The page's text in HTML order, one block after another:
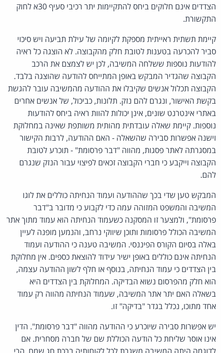
הצדדים אינם חלוקים ביחס להתקיימות יתר רכיבי סעיף 30א לחוק
התקשורת.
קיימת תשתית ראייתית מספקת לקיומה של עילת תביעה ויש סיכוי
סביר להכרעה בטענות לטובת חלק מהקבוצה. לא הוצגה כל ראיה
להודעות נוספות ששלחה המשיבה, לכן יש לצמצם את הרכב
הקבוצה שהגדיר המבקש באופן המתייחס להודעה שהוצגה בלבד.
הקבוצה תכלול אנשים שקיבלו את ההודעה מהמשיבה עובר להגשת
בקשת האישור, ונגרם להם נזק. תלונות, כביכול, של אנשים אחרים
באתרי אינטרנט שונים, אינן יכולות להוות ראיה ביחס להודעות
נוספות. קיימת שאלה עובדתית מהותית משותפת שאינה במחלוקת
וישנה אפשרות סבירה שהשאלה - האם ההודעה, לרבות הקישור
במסגרתה לאתר פסגות, מהווה "דבר פרסומת" - תוכרע לטובת
הקבוצה וייקבע כי חברי הקבוצה זכאים לפיצוי עבור הנזק שנגרם
להם.
המבקש טען שדי בכך שההודעה ועמוד הנחיתה כוללים את לוגו
המשיבה והמשפט המזוהה עמה כדי לקבוע כי מדובר ב"דבר
פרסומת", ולמצער זו המסקנה כשעמוד הנחיתה הוא עמוד מתוך אתר
המשיבה הכולל פרסומות ותוכן שיווקי נרחב, והנמען מופנה לעיין
באלה בסיום הקורס הפיננסי. המשיבה טענה כי ההודעה ועמוד
הנחיתה אינם כוללים באופן ישיר עידוד להוצאת כספים. אין מחלוקת
בין הצדדים כי עמוד הנחיתה, בנוסף או חלף לשון ההודעה עצמה,
הוא חלק מהפרסום נשוא הבדיקה. המחלוקת בין הצדדים היא
בשאלה האם יתר אתר המשיבה, שעמוד הנחיתה מהווה רק עמוד
אחד מתוכו, נכלל בגדר "בדיקה" זו.
יש אפשרות סבירה שיוכרע כי ההודעה מהווה "דבר פרסומת". הדין
אינו אוסר שליחת כל הודעה הכוללת שם של חברה מסחרית. אם